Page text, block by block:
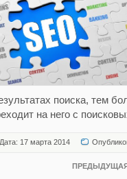
поиска, тем
на него с
Дата: 17 марта 2014